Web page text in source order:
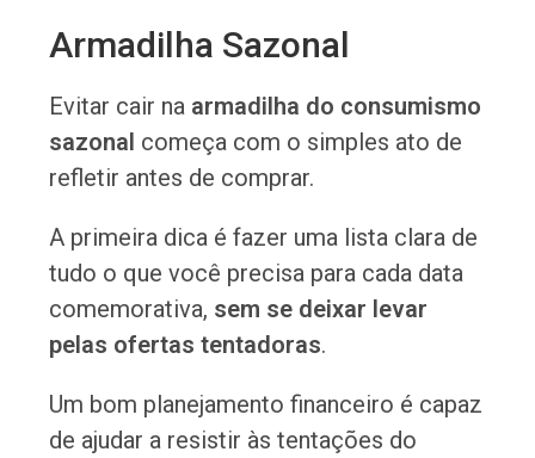
Armadilha Sazonal
Evitar cair na armadilha do consumismo
sazonal começa com o simples ato de
refletir antes de comprar.
A primeira dica é fazer uma lista clara de
tudo o que você precisa para cada data
comemorativa, sem se deixar levar
pelas ofertas tentadoras.
Um bom planejamento financeiro é capaz
de ajudar a resistir às tentações do